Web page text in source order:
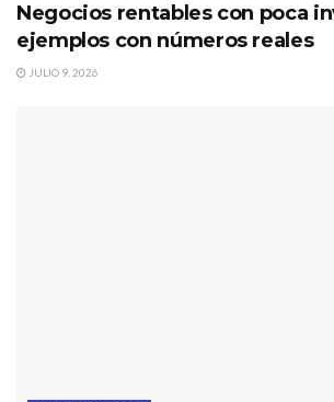
Negocios rentables con poca
ejemplos con números reales
JULIO 9, 2026